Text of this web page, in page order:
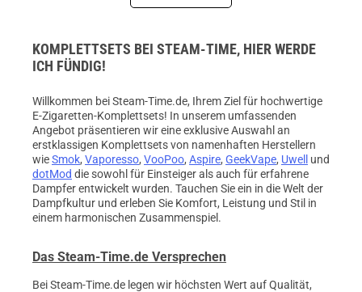
KOMPLETTSETS BEI STEAM-TIME, HIER WERDE
ICH FÜNDIG!
Willkommen bei Steam-Time.de, Ihrem Ziel für hochwertige
E-Zigaretten-Komplettsets! In unserem umfassenden
Angebot präsentieren wir eine exklusive Auswahl an
erstklassigen Komplettsets von namenhaften Herstellern
wieSmok, Vaporesso, VooPoo, Aspire, GeekVape, Uwell
und
dotMod die sowohl für Einsteiger als auch für erfahrene
Dampfer entwickelt wurden. Tauchen Sie ein in die Welt der
Dampfkultur und erleben Sie Komfort, Leistung und Stil in
einem harmonischen Zusammenspiel.
Das Steam-Time.de Versprechen
Bei Steam-Time.de legen wir höchsten Wert auf Qualität,